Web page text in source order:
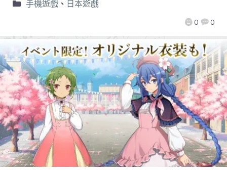
0 0
手機遊戲、 日本遊戲